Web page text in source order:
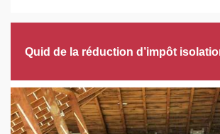
Quid de la réduction d’impôt